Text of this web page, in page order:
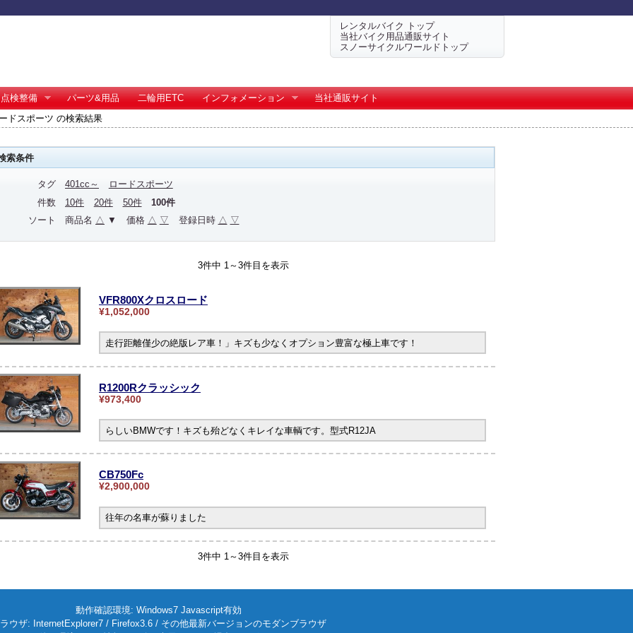
レンタルバイク トップ
当社バイク用品通販サイト
スノーサイクルワールドトップ
点検整備 パーツ&用品 二輪用ETC インフォメーション
当社通販サイト
ドスポーツ の検索結果
索条件
タグ 401cc～
ロードスポーツ
件数
10件 20件 50件
100件
ソート
商品名 △ ▼ 価格 △ ▽ 登録日時 △ ▽
3件中 1～3件目を表示
VFR800Xクロスロード
¥1,052,000
走行距離僅少の絶版レア車！」キズも少なくオプション豊富な極上車です！
R1200Rクラッシック
¥973,400
らしいBMWです！キズも殆どなくキレイな車輌です。型式R12JA
CB750Fc
¥2,900,000
往年の名車が蘇りました
3件中 1～3件目を表示
動作確認環境: Windows7 Javascript有効
ウザ: InternetExplorer7 / Firefox3.6 / その他最新バージョンのモダンブラウザ